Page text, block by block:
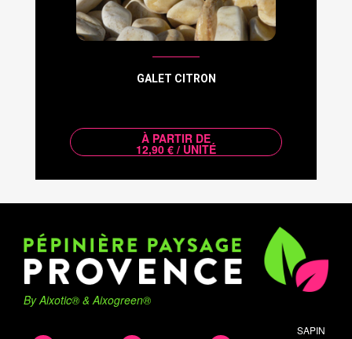
GALET CITRON
À PARTIR DE
12,90 € / UNITÉ
By Aixotic® & Aixogreen®
SAPIN